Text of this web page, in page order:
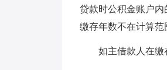
贷款时公积金账户
缴存年数不在计算范
如主借款人在缴